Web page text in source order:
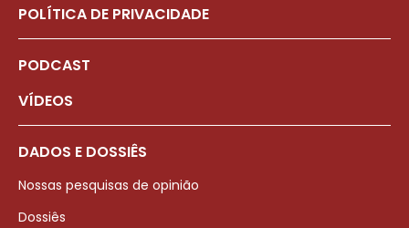
POLÍTICA DE PRIVACIDADE
PODCAST
VÍDEOS
DADOS E DOSSIÊS
Nossas pesquisas de opinião
Dossiês